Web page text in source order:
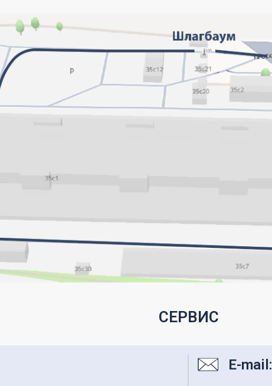
СЕРВИС
E-mail: